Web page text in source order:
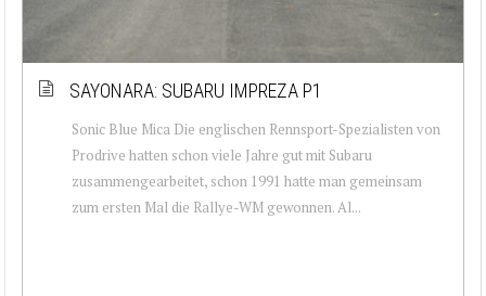
SAYONARA: SUBARU IMPREZA P1
Sonic Blue Mica Die englischen Rennsport-Spezialisten von
Prodrive hatten schon viele Jahre gut mit Subaru
zusammengearbeitet, schon 1991 hatte man gemeinsam
zum ersten Mal die Rallye-WM gewonnen. Al...